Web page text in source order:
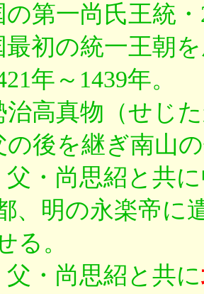
第一尚氏王統
最初の統一王朝
年～1439年。
治高真物（せじ
の後を継ぎ南山
父・尚思紹と共
、明の永楽帝に
る。
父・尚思紹と共に